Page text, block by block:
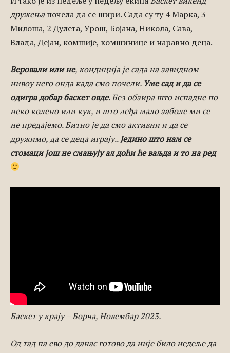
дружењапочела да се шири. Сада су ту 4 Марка, 3
Милоша, 2 Дулета, Урош, Бојана, Никола, Сава,
Влада, Дејан, комшије, комшинице и наравно деца.
Веровали или не, кондиција је сада на завидном
нивоу него онда када смо почели. Уме сад и да се
одигра добар баскет овде. Без обзира што испадне по
неко колено или кук, и што леђа мало заболе ми се
не предајемо. Битно је да смо активни и да се
дружимо, да се деца играју.. Једино што нам се
стомаци још не смањују ал доћи ће ваљда и то на ред
Баскет у крају – Борча, Новембар 2023.
Од тад па ево до данас готово да није било недеље да